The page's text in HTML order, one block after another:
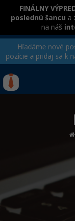
FINÁLNY
poslednú šancu a
na náš
Hľadáme nové
pozície a pridaj sa k
hradené
Kurzy
Ako
C# .NET
Kurzy
Kurzy
HTML/
Kariéra